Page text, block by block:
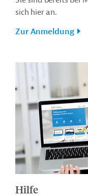
sich hier an.
Zur Anmeldung
Hilfe